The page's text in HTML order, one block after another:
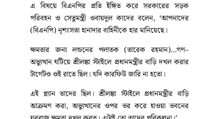
এ বিষয়ে বিএনপির প্রতি ইঙ্গিত করে সরকারের সড়ক
পরিবহন ও সেতুমন্ত্রী ওবায়দুল কাদের বলেন, ‘আপনাদের
(বিএনপি) নৃশংসতা হানাদার বাহিনীকে হার মানিয়েছে।
ক্ষমতার জন্য লন্ডনের পলাতক (তারেক রহমান)...গণ–
অভ্যুত্থান ঘটিয়ে শ্রীলঙ্কা স্টাইলে প্রধানমন্ত্রীর বাড়ি দখল করার
টার্গেটও ওই রাতে ছিল। যদি কারফিউ জারি না হতো।
এই প্ল্যান তাদের ছিল। শ্রীলঙ্কা স্টাইলে প্রধানমন্ত্রীর বাড়ি
আক্রমণ করা, অভ্যুত্থানের ওপর ভর করে হাওয়া ভবনের